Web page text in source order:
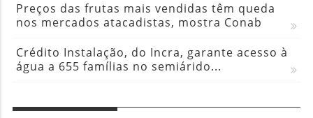
Preços das frutas mais vendidas têm queda
nos mercados atacadistas, mostra Conab
Crédito Instalação, do Incra, garante acesso à
água a 655 famílias no semiárido...